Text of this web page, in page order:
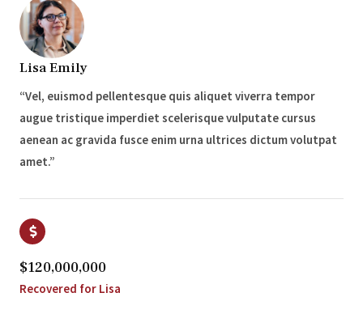
Lisa Emily
“Vel, euismod pellentesque quis aliquet viverra tempor
augue tristique imperdiet scelerisque vulputate cursus
aenean ac gravida fusce enim urna ultrices dictum volutpat
amet.”
$120,000,000
Recovered for Lisa